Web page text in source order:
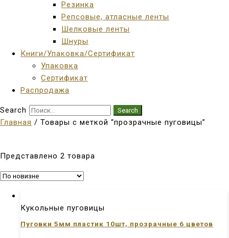
Резинка
Репсовые, атласные ленты
Шелковые ленты
Шнуры
Книги/Упаковка/Сертификат
Упаковка
Сертификат
Распродажа
Search Search
Главная / Товары с меткой “прозрачные пуговицы”
Представлено 2 товара
Кукольные пуговицы
Пуговки 5мм пластик 10шт, прозрачные 6 цветов